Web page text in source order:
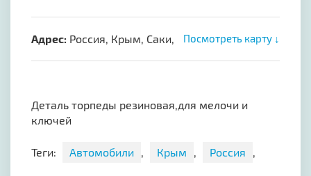
Адрес: Россия, Крым, Саки, Посмотреть карту ↓
Деталь торпеды резиновая,для мелочи и
ключей
Теги: Автомобили , Крым , Россия ,